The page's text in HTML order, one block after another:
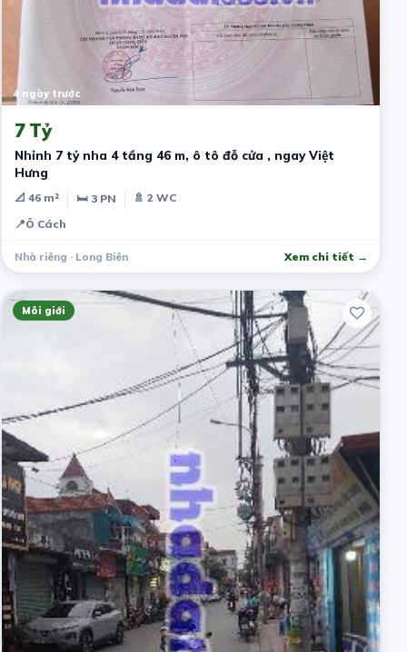
4 ngày trước
7 Tỷ
Nhỉnh 7 tỷ nha 4 tầng 46 m, ô tô đỗ cửa , ngay Việt
Hưng
📐 46 m² 🛏 3 PN
🚿 2 WC
📍Ô Cách
Nhà riêng · Long Biên Xem chi tiết →
Môi giới